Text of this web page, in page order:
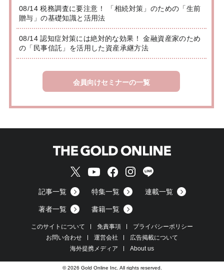
08/14 税務調査に要注意！ 「相続対策」のための「生前
贈与」の基礎知識と活用法
08/14 認知症対策には絶対的な効果！ 金融資産家のため
の「民事信託」を活用した資産承継方法
会員向けセミナーの一覧
記事一覧 特集一覧 連載一覧
著者一覧 書籍一覧
このサイトについて 免責事項
プライバシーポリシー
お問い合わせ
運営会社
広告掲載について
海外提携メディア
About us
© 2026 Gold Online Inc. All rights reserved.